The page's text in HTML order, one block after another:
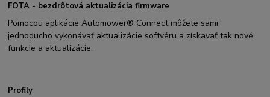
FOTA - bezdrôtová aktualizácia firmware
Pomocou aplikácie Automower® Connect môžete sami
jednoducho vykonávať aktualizácie softvéru a získavať tak nové
funkcie a aktualizácie.
Profily